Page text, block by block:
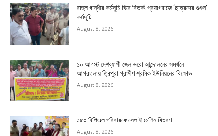
রাহুল গান্ধীর কর্মসূচি ঘিরে বিতর্ক, প্রয়াগরাজে ‘ছাত্রদের গুঞ্জন’
কর্মসূচি
August 8, 2026
১০ আগস্ট দেশব্যাপী জেল ভরো আন্দোলনের সমর্থনে
আগরতলায় ত্রিপুরা গ্রামীণ শ্রমিক ইউনিয়নের বিক্ষোভ
August 8, 2026
১৫০ বিপিএল পরিবারকে সেলাই মেশিন বিতরণ
August 8, 2026